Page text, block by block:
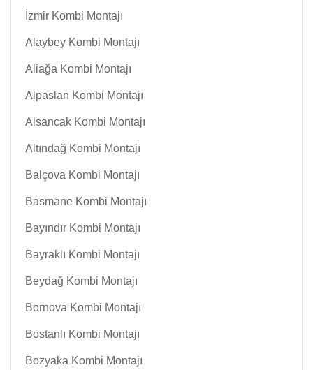
İzmir Kombi Montajı
Alaybey Kombi Montajı
Aliağa Kombi Montajı
Alpaslan Kombi Montajı
Alsancak Kombi Montajı
Altındağ Kombi Montajı
Balçova Kombi Montajı
Basmane Kombi Montajı
Bayındır Kombi Montajı
Bayraklı Kombi Montajı
Beydağ Kombi Montajı
Bornova Kombi Montajı
Bostanlı Kombi Montajı
Bozyaka Kombi Montajı